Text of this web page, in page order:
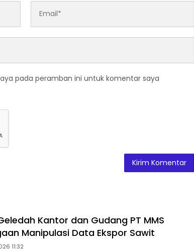
pada peramban ini untuk komentar saya
Kantor dan Gudang PT MMS
Manipulasi Data Ekspor Sawit
11:32